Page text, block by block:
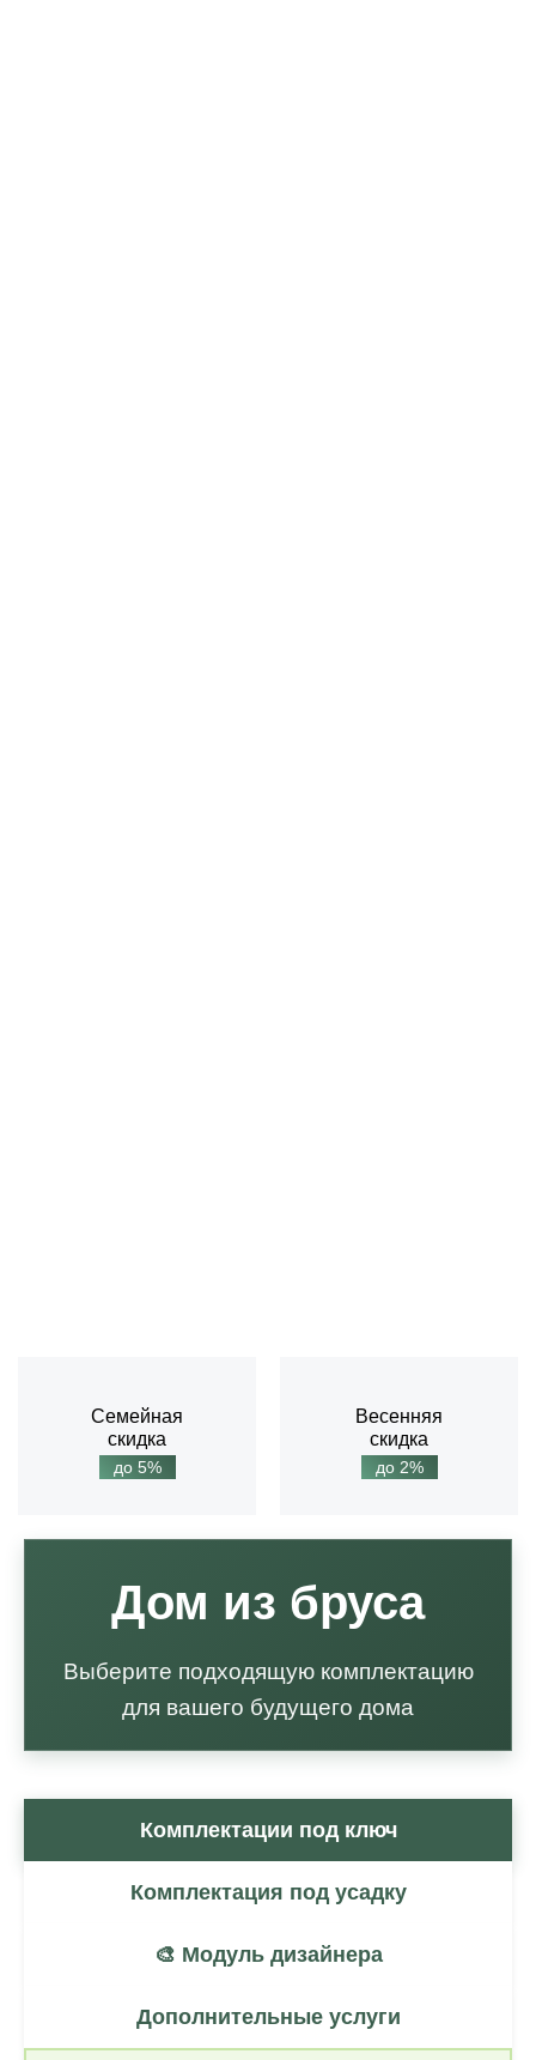
Семейная
скидка
до 5%
Весенняя
скидка
до 2%
Дом из бруса
Выберите подходящую комплектацию
для вашего будущего дома
Комплектации под ключ
Комплектация под усадку
🎨 Модуль дизайнера
Дополнительные услуги